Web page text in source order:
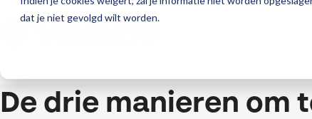
dat je niet gevolgd wilt worden.
De drie manieren om